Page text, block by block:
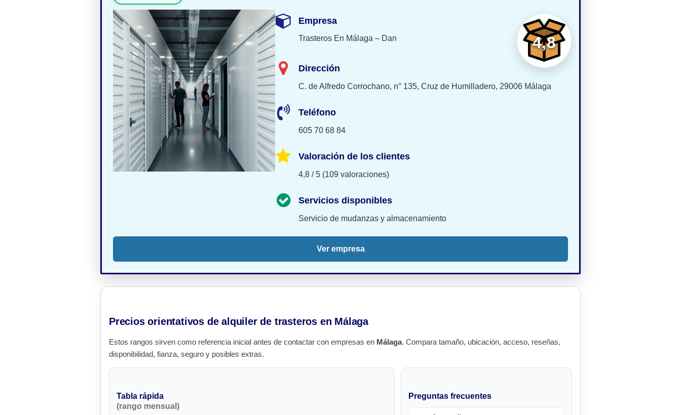
4,8
Empresa
Trasteros En Málaga – Dan
Dirección
C. de Alfredo Corrochano, n° 135, Cruz de Humilladero, 29006 Málaga
Teléfono
605 70 68 84
Valoración de los clientes
4,8 / 5 (109 valoraciones)
Servicios disponibles
Servicio de mudanzas y almacenamiento
Ver empresa
Precios orientativos de alquiler de trasteros en Málaga
Estos rangos sirven como referencia inicial antes de contactar con empresas en Málaga. Compara tamaño, ubicación, acceso, reseñas,
disponibilidad, fianza, seguro y posibles extras.
Tabla rápida
(rango mensual)
Preguntas frecuentes